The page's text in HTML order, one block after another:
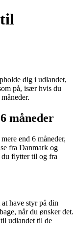
dig i udlandet,
på, især hvis du
måneder
end 6 måneder,
fra Danmark og
du flytter til og fra
have styr på din
når du ønsker det.
udlandet til de